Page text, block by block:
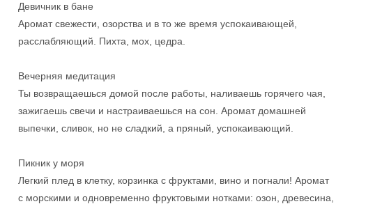
Девичник в бане
Аромат свежести, озорства и в то же время успокаивающей,
расслабляющий. Пихта, мох, цедра.
Вечерняя медитация
Ты возвращаешься домой после работы, наливаешь горячего чая,
зажигаешь свечи и настраиваешься на сон. Аромат домашней
выпечки, сливок, но не сладкий, а пряный, успокаивающий.
Пикник у моря
Легкий плед в клетку, корзинка с фруктами, вино и погнали! Аромат
с морскими и одновременно фруктовыми нотками: озон, древесина,